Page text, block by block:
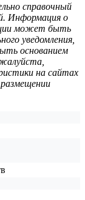
справочный
Информация о
может быть
уведомления,
основанием
на сайтах